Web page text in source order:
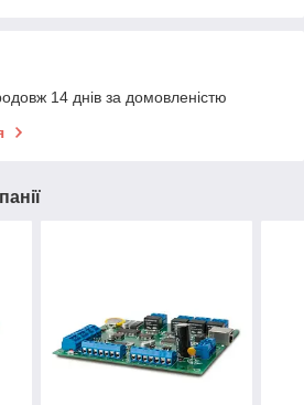
14 днів за домовленістю